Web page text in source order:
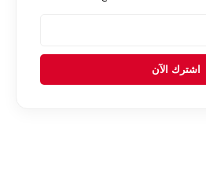
اشترك الآن